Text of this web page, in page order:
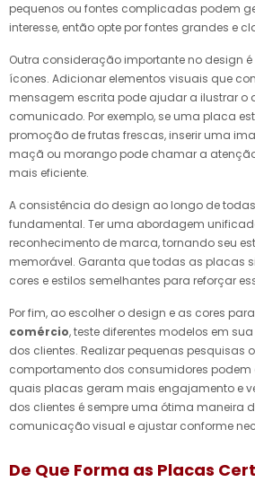
pequenos ou fontes complicadas podem
interesse, então opte por fontes grandes e
Outra consideração importante no design
ícones. Adicionar elementos visuais que
mensagem escrita pode ajudar a ilustrar o
comunicado. Por exemplo, se uma placa
promoção de frutas frescas, inserir uma
maçã ou morango pode chamar a
mais eficiente.
A consistência do design ao longo de
fundamental. Ter uma abordagem
reconhecimento de marca, tornando seu
memorável. Garanta que todas as placas
cores e estilos semelhantes para reforçar
Por fim, ao escolher o design e as cores
comércio, teste diferentes modelos em
dos clientes. Realizar pequenas pesquisas
comportamento dos consumidores
quais placas geram mais engajamento e
dos clientes é sempre uma ótima maneira
comunicação visual e ajustar conforme
De Que Forma as Placas